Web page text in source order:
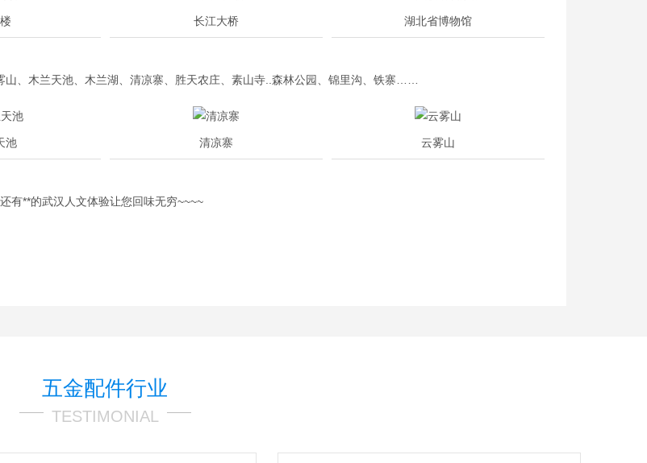
长江大桥 湖北省博物馆
、木兰天池、木兰湖、清凉寨、胜天农庄、素山寺..森林公园、锦里沟、铁寨……
池 清凉寨 云雾山
有**的武汉人文体验让您回味无穷~~~~
五金配件行业
TESTIMONIAL